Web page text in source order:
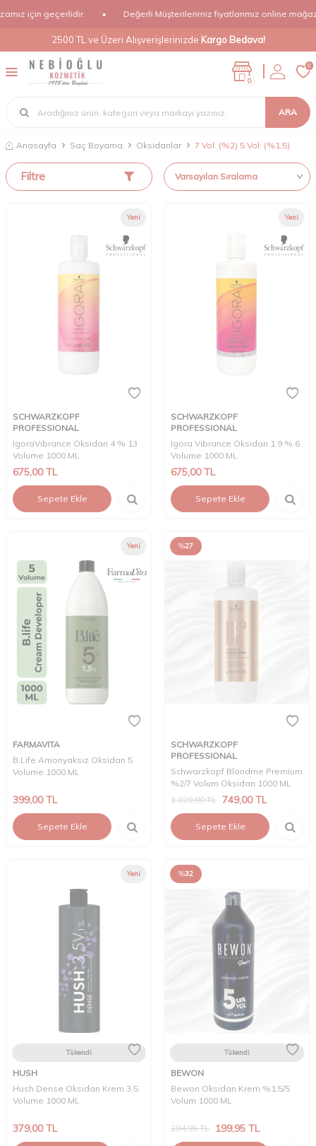
için geçerlidir. Değerli Müşterilerimiz fiyatlarımız online
2500 TL ve Üzeri Alışverişlerinizde Kargo Bedava!
ARA
0
0
Anasayfa Saç Boyama Oksidanlar 7 Vol. (%2) 5 Vol. (%1,5)
Filtre
Yeni
SCHWARZKOPF
PROFESSIONAL
IgoraVibrance Oksidan 4 % 13
Volume 1000 ML
675,00TL
Sepete Ekle
Yeni
SCHWARZKOPF
PROFESSIONAL
Igora Vibrance Oksidan 1.9 % 6
Volume 1000 ML
675,00TL
Sepete Ekle
Yeni
FARMAVITA
B.Life Amonyaksız Oksidan 5
Volume 1000 ML
399,00TL
Sepete Ekle
%27
SCHWARZKOPF
PROFESSIONAL
Schwarzkopf Blondme Premium
%2/7 Volum Oksidan 1000 ML
1.029,00TL 749,00TL
Sepete Ekle
Yeni
Tükendi
HUSH
Hush Dense Oksidan Krem 3,5
Volume 1000 ML
379,00TL
%32
Tükendi
BEWON
Bewon Oksidan Krem %1,5/5
Volum 1000 ML
294,95TL 199,95 TL